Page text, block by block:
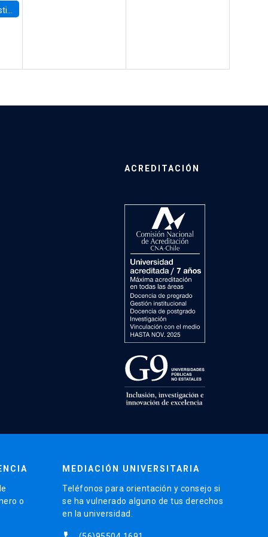
ACREDITACIÓN
o
MEDIACIÓN UNIVERSITARIA
Teléfonos para orientación y consejo si
se ha vulnerado alguno de tus derechos
en la universidad.